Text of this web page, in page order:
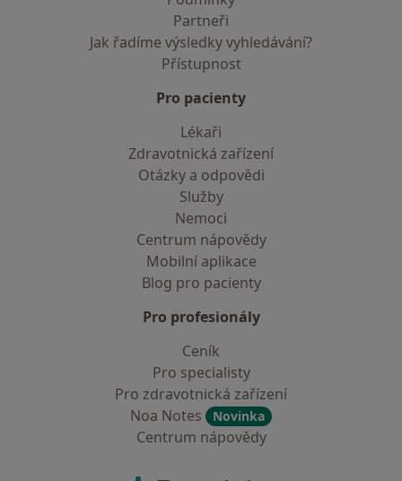
Partneři
Jak řadíme výsledky vyhledávání?
Přístupnost
Pro pacienty
Lékaři
Zdravotnická zařízení
Otázky a odpovědi
Služby
Nemoci
Centrum nápovědy
Mobilní aplikace
Blog pro pacienty
Pro profesionály
Ceník
Pro specialisty
Pro zdravotnická zařízení
Noa Notes
Novinka
Centrum nápovědy